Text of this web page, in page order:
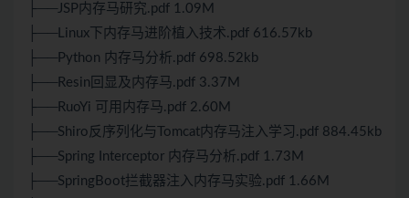
├──JSP内存马研究.pdf 1.09M
├──Linux下内存马进阶植入技术.pdf 616.57kb
├──Python 内存马分析.pdf 698.52kb
├──Resin回显及内存马.pdf 3.37M
├──RuoYi 可用内存马.pdf 2.60M
├──Shiro反序列化与Tomcat内存马注入学习.pdf 884.45kb
├──Spring Interceptor 内存马分析.pdf 1.73M
├──SpringBoot拦截器注入内存马实验.pdf 1.66M